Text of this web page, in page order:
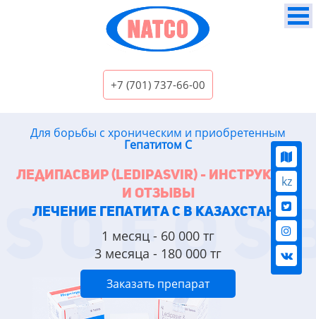
+7 (701) 737-66-00‬
Для борьбы с хроническим и приобретенным
Гепатитом С
Ледипасвир (Ledipasvir) - Инструкция
и отзывы
Лечение гепатита C в Казахстане
1 месяц - 60 000 тг
3 месяца - 180 000 тг
Заказать препарат
kz